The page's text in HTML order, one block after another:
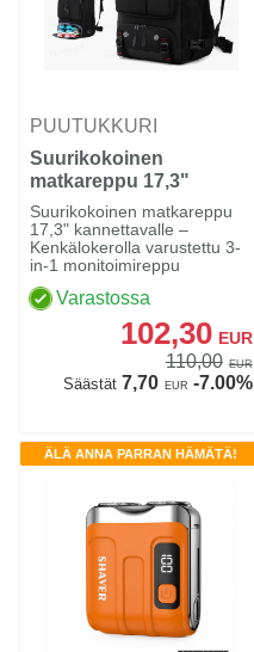
PUUTUKKURI
Suurikokoinen
matkareppu 17,3"
Suurikokoinen matkareppu
17,3" kannettavalle –
Kenkälokerolla varustettu 3-
in-1 monitoimireppu
Varastossa
102,30 EUR
110,00 EUR
Säästät7,70 EUR -7.00%
ÄLÄ ANNA PARRAN HÄMÄTÄ!